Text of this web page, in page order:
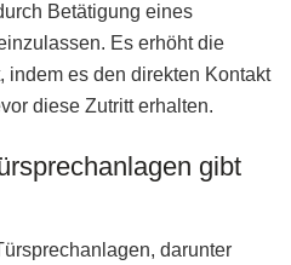
Betätigung eines
Es erhöht die
indem es den direkten Kontakt
diese Zutritt erhalten.
gibt
darunter